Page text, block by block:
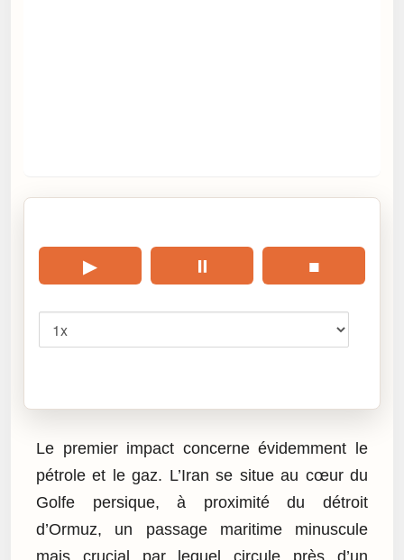
▶ ⏸ ■
Le premier impact concerne évidemment le
pétrole et le gaz. L’Iran se situe au cœur du
Golfe persique, à proximité du détroit
d’Ormuz, un passage maritime minuscule